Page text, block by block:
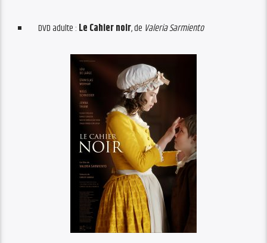
DVD adulte : Le Cahier noir, de Valeria Sarmiento